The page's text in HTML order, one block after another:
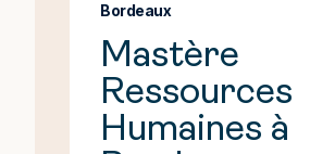
Bordeaux
Mastère
Ressources
Humaines à